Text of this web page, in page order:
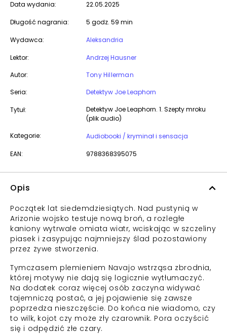
Data wydania: 22.05.2025
Długość nagrania: 5 godz. 59 min
Wydawca: Aleksandria
Lektor:
Andrzej Hausner
Autor:
Tony Hillerman
Seria:
Detektyw Joe Leaphorn
Tytuł:
Detektyw Joe Leaphorn. 1. Szepty mroku
(plik audio)
Kategorie:
Audiobooki / kryminał i sensacja
EAN: 9788368395075
Opis
Początek lat siedemdziesiątych. Nad pustynią w
Arizonie wojsko testuje nową broń, a rozległe
kaniony wytrwale omiata wiatr, wciskając w szczeliny
piasek i zasypując najmniejszy ślad pozostawiony
przez żywe stworzenia.
Tymczasem plemieniem Navajo wstrząsa zbrodnia,
której motywy nie dają się logicznie wytłumaczyć.
Na dodatek coraz więcej osób zaczyna widywać
tajemniczą postać, a jej pojawienie się zawsze
poprzedza nieszczęście. Do końca nie wiadomo, czy
to wilk, kojot czy może zły czarownik. Pora oczyścić
się i odpędzić złe czary.